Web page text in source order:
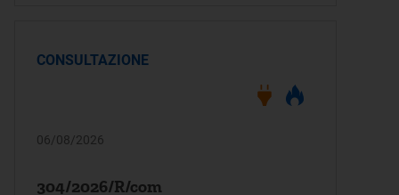
CONSULTAZIONE
06/08/2026
304/2026/R/com